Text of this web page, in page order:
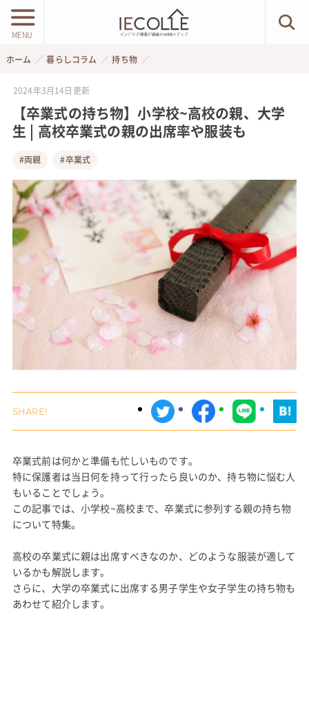
MENU
ホーム 暮らしコラム 持ち物
2024年3月14日 更新
【卒業式の持ち物】小学校~高校の親、大学
生 | 高校卒業式の親の出席率や服装も
#両親 #卒業式
卒業式前は何かと準備も忙しいものです。
特に保護者は当日何を持って行ったら良いのか、持ち物に悩む人
もいることでしょう。
この記事では、小学校~高校まで、卒業式に参列する親の持ち物
について特集。
高校の卒業式に親は出席すべきなのか、どのような服装が適して
いるかも解説します。
さらに、大学の卒業式に出席する男子学生や女子学生の持ち物も
あわせて紹介します。